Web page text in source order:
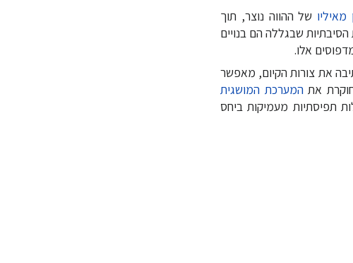
מאיליו של ההווה נוצר, תוך
שבגללה הם בנויים
אלו.
את צורות הקיום, מאפשר
חוקרת אתהמערכת המושגית
תפיסתיות מעמיקות ביחס